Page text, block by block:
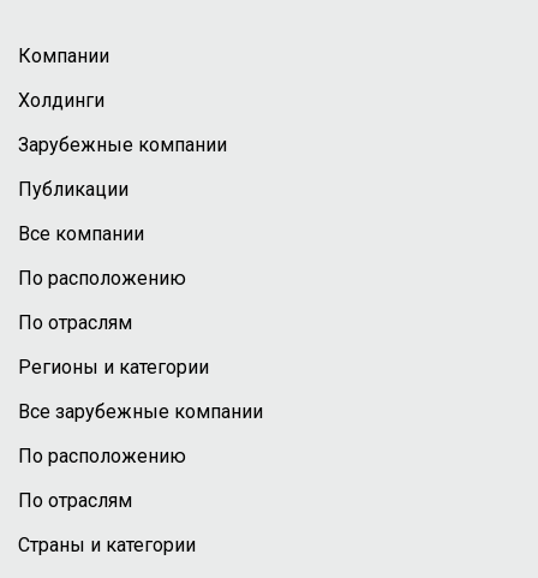
Компании
Холдинги
Зарубежные компании
Публикации
Все компании
По расположению
По отраслям
Регионы и категории
Все зарубежные компании
По расположению
По отраслям
Страны и категории